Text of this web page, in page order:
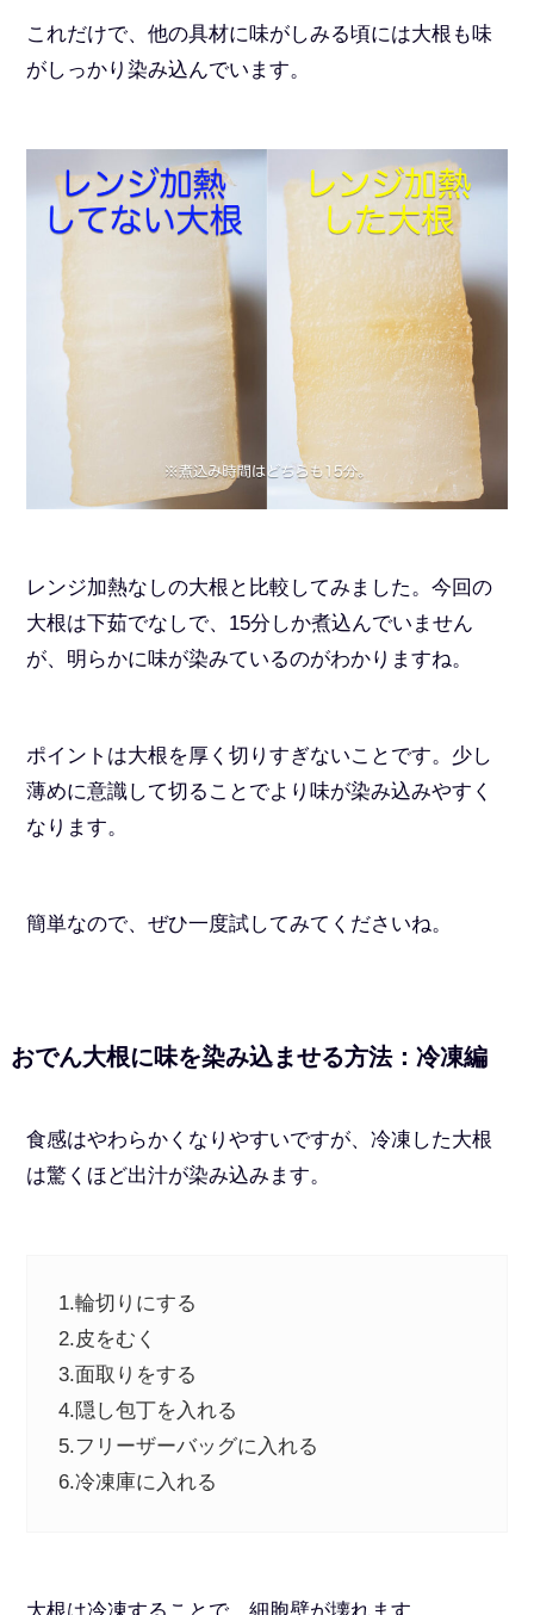
これだけで、他の具材に味がしみる頃には大根も味
がしっかり染み込んでいます。
レンジ加熱なしの大根と比較してみました。今回の
大根は下茹でなしで、15分しか煮込んでいません
が、明らかに味が染みているのがわかりますね。
ポイントは大根を厚く切りすぎないことです。少し
薄めに意識して切ることでより味が染み込みやすく
なります。
簡単なので、ぜひ一度試してみてくださいね。
おでん大根に味を染み込ませる方法：冷凍編
食感はやわらかくなりやすいですが、冷凍した大根
は驚くほど出汁が染み込みます。
1.輪切りにする
2.皮をむく
3.面取りをする
4.隠し包丁を入れる
5.フリーザーバッグに入れる
6.冷凍庫に入れる